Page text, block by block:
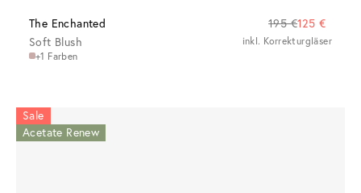
The Enchanted 195 €125 €
Soft Blush
+1 Farben
inkl. Korrekturgläser
Sale
Acetate Renew